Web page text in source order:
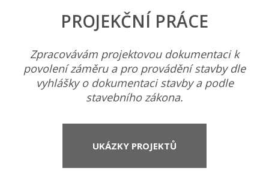
PROJEKČNÍ PRÁCE
Zpracovávám projektovou dokumentaci k
povolení záměru a pro provádění stavby dle
vyhlášky o dokumentaci stavby a podle
stavebního zákona.
UKÁZKY PROJEKTŮ